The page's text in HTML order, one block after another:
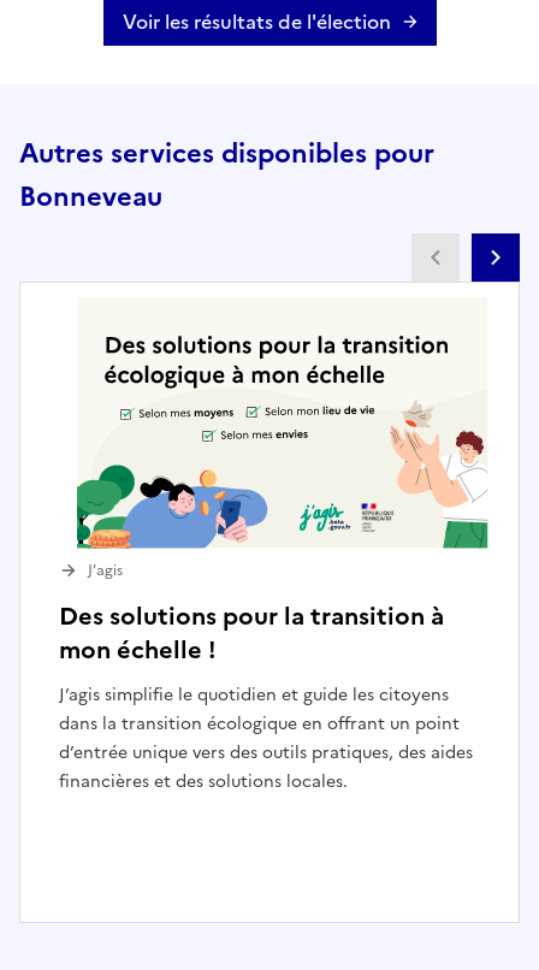
Voir les résultats de l'élection
Autres services disponibles pour
Bonneveau
Des solutions pour la transition à
mon échelle !
J’agis simplifie le quotidien et guide les citoyens
dans la transition écologique en offrant un point
d’entrée unique vers des outils pratiques, des aides
financières et des solutions locales.
J’agis